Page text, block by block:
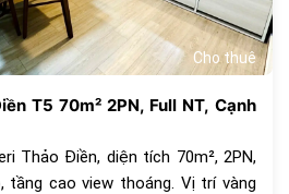
Cho thuê
T5 70m² 2PN, Full NT, Cạnh
Thảo Điền, diện tích 70m², 2PN,
tầng cao view thoáng. Vị trí vàng